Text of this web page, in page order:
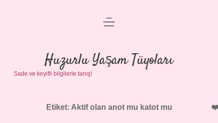
Anasayfa
Gizlilik Politikası
Yasal Uyarı
menüyü
Huzurlu Yaşam Tüyoları
Sade ve keyifli bilgilerle tanış!
Etiket: Aktif olan anot mu katot mu